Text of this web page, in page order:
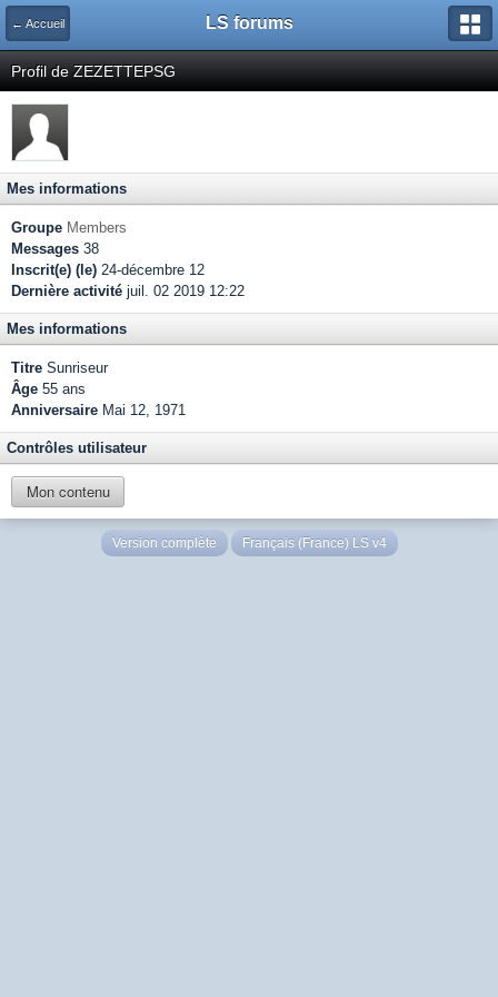
← Accueil LS forums
Profil de ZEZETTEPSG
Mes informations
Groupe Members
Messages 38
Inscrit(e) (le) 24-décembre 12
Dernière activité juil. 02 2019 12:22
Mes informations
Titre Sunriseur
Âge 55 ans
Anniversaire Mai 12, 1971
Contrôles utilisateur
Mon contenu
Version complète Français (France) LS v4